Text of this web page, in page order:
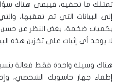
تمتلك ما تخفيه، فيبقى هناك
إلى البيانات التي تم تعقبها،
بكميات ضخمة، بغض النظر عن حسن
لا يوجد أي إثبات على تخزين هذه
إطفاء جهاز حاسوبك الشخصي،